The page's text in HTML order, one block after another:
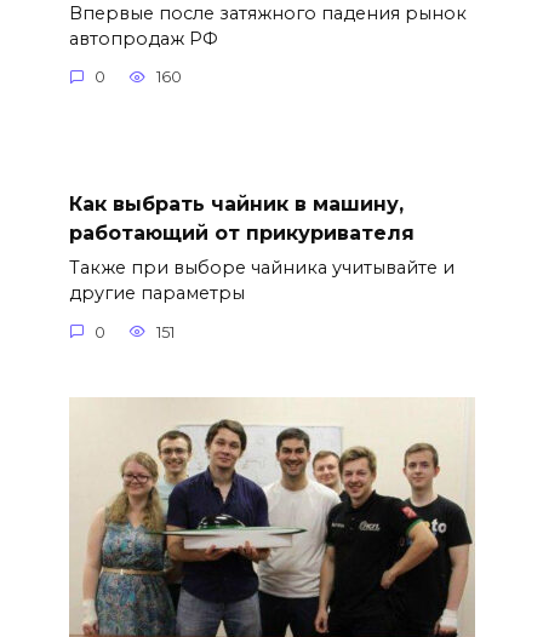
Впервые после затяжного падения рынок
автопродаж РФ
0 160
Как выбрать чайник в машину,
работающий от прикуривателя
Также при выборе чайника учитывайте и
другие параметры
0 151